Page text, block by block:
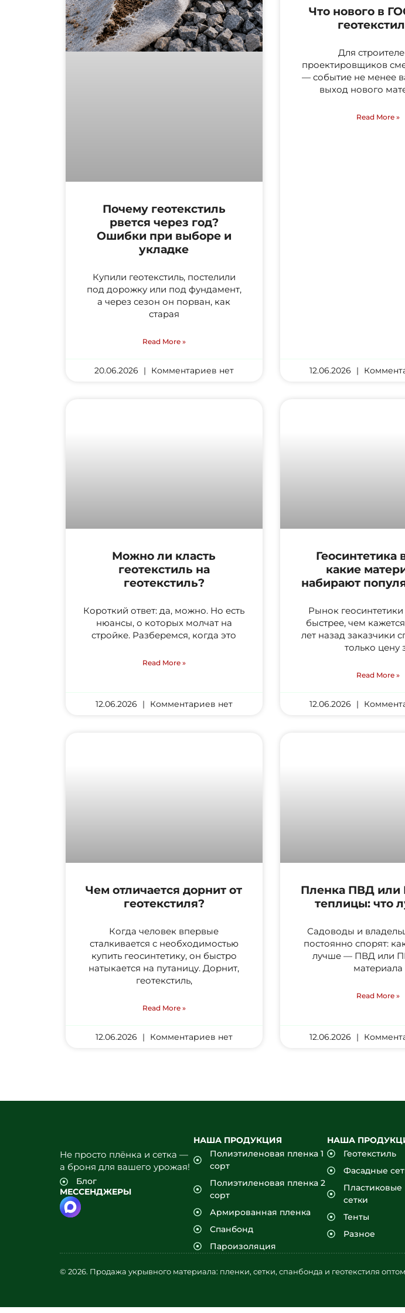
Почему геотекстиль
рвется через год?
Ошибки при выборе и
укладке
Купили геотекстиль, постелили
под дорожку или под фундамент,
а через сезон он порван, как
старая
Read More »
20.06.2026 Комментариев нет
Что нового в
Для
проектировщиков
— событие не менее
выход нового
Read More »
12.06.2026
Можно ли класть
геотекстиль на
геотекстиль?
Короткий ответ: да, можно. Но есть
нюансы, о которых молчат на
стройке. Разберемся, когда это
Read More »
12.06.2026 Комментариев нет
Геосинтетика
какие
набирают
Рынок
быстрее, чем
лет назад заказчики
только цену
Read More »
12.06.2026
Чем отличается дорнит от
геотекстиля?
Когда человек впервые
сталкивается с необходимостью
купить геосинтетику, он быстро
натыкается на путаницу. Дорнит,
геотекстиль,
Read More »
12.06.2026 Комментариев нет
Пленка ПВД или
теплицы: что
Садоводы и
постоянно спорят:
лучше — ПВД или
материала
Read More »
12.06.2026
Не просто плёнка и сетка —
а броня для вашего урожая!
Блог
МЕССЕНДЖЕРЫ
НАША ПРОДУКЦИЯ
Полиэтиленовая пленка 1
сорт
Полиэтиленовая пленка 2
сорт
Армированная пленка
Спанбонд
Пароизоляция
НАША
Геотекстиль
Фасадные
Пластиковые
сетки
Тенты
Разное
© 2026. Продажа укрывного материала: пленки, сетки, спанбонда и геотекстиля